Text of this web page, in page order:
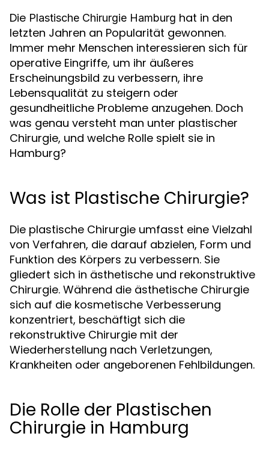
Die Plastische Chirurgie Hamburg hat in den
letzten Jahren an Popularität gewonnen.
Immer mehr Menschen interessieren sich für
operative Eingriffe, um ihr äußeres
Erscheinungsbild zu verbessern, ihre
Lebensqualität zu steigern oder
gesundheitliche Probleme anzugehen. Doch
was genau versteht man unter plastischer
Chirurgie, und welche Rolle spielt sie in
Hamburg?
Was ist Plastische Chirurgie?
Die plastische Chirurgie umfasst eine Vielzahl
von Verfahren, die darauf abzielen, Form und
Funktion des Körpers zu verbessern. Sie
gliedert sich in ästhetische und rekonstruktive
Chirurgie. Während die ästhetische Chirurgie
sich auf die kosmetische Verbesserung
konzentriert, beschäftigt sich die
rekonstruktive Chirurgie mit der
Wiederherstellung nach Verletzungen,
Krankheiten oder angeborenen Fehlbildungen.
Die Rolle der Plastischen
Chirurgie in Hamburg